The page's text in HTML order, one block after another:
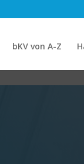
bKV von A-Z